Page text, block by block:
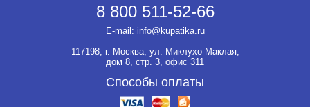
8 800 511-52-66
E-mail: info@kupatika.ru
117198, г. Москва, ул. Миклухо-Маклая,
дом 8, стр. 3, офис 311
Способы оплаты